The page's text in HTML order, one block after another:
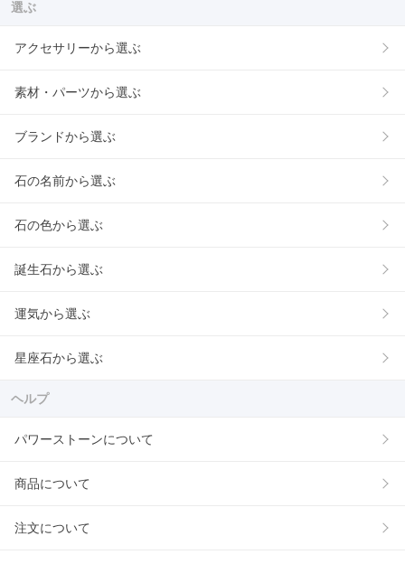
選ぶ
アクセサリーから選ぶ
素材・パーツから選ぶ
ブランドから選ぶ
石の名前から選ぶ
石の色から選ぶ
誕生石から選ぶ
運気から選ぶ
星座石から選ぶ
ヘルプ
パワーストーンについて
商品について
注文について